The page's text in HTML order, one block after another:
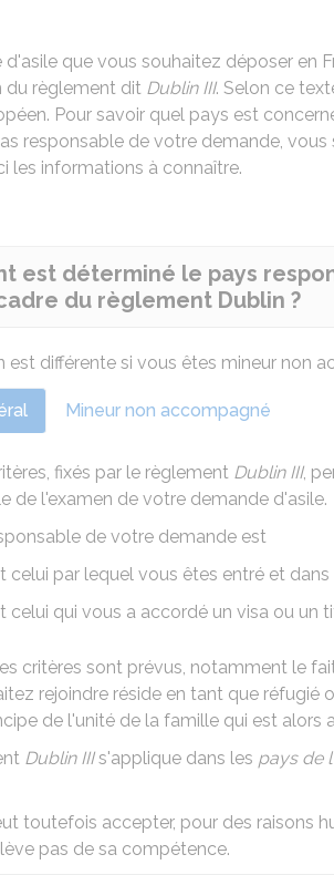
d'asile que vous souhaitez déposer en
du règlement dit Dublin III. Selon ce
Pour savoir quel pays est
responsable de votre demande,
les informations à connaître.
est déterminé le pays
du règlement Dublin ?
est différente si vous êtes mineur non
Mineur non accompagné
fixés par le règlement Dublin III,
de l'examen de votre demande d'asile.
de votre demande est
celui par lequel vous êtes entré et
celui qui vous a accordé un visa ou un
critères sont prévus, notamment le
rejoindre réside en tant que réfugié
de l'unité de la famille qui est alors
Dublin IIIs'applique dans les pays de
toutefois accepter, pour des raisons
pas de sa compétence.